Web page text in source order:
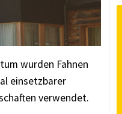
wurden Fahnen
einsetzbarer
verwendet.